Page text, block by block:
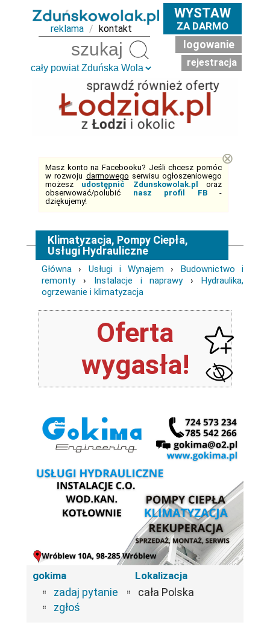
reklama / kontakt
WYSTAW
ZA DARMO
logowanie
rejestracja
Masz konto na Facebooku? Jeśli chcesz pomóc
w rozwoju darmowego serwisu ogłoszeniowego
możesz udostępnić Zdunskowolak.pl
oraz
obserwować/polubić nasz profil FB-
dziękujemy!
⊗
Klimatyzacja, Pompy Ciepła,
Usługi Hydrauliczne
Główna › Usługi i Wynajem › Budownictwo i
remonty› Instalacje i naprawy›Hydraulika,
ogrzewanie i klimatyzacja
Oferta
wygasła!
gokima
zadaj pytanie
zgłoś
Lokalizacja
cała Polska